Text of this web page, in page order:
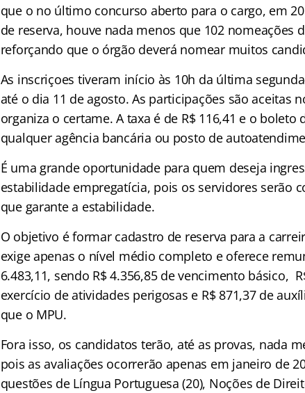
que o no último concurso aberto para o cargo, em
de reserva, houve nada menos que 102 nomeações
reforçando que o órgão deverá nomear muitos
As inscriçoes tiveram início às 10h da última
até o dia 11 de agosto. As participações são aceitas
organiza o certame. A taxa é de R$ 116,41 e o
qualquer agência bancária ou posto de
É uma grande oportunidade para quem deseja
estabilidade empregatícia, pois os servidores serão
que garante a estabilidade.
O objetivo é formar cadastro de reserva para a
exige apenas o nível médio completo e oferece
6.483,11, sendo R$ 4.356,85 de vencimento básico,
exercício de atividades perigosas e R$ 871,37 de
que o MPU.
Fora isso, os candidatos terão, até as provas, nada
pois as avaliações ocorrerão apenas em janeiro de
questões de Língua Portuguesa (20), Noções de